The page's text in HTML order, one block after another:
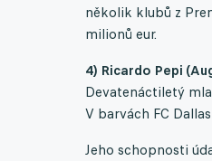
několik klubů z
milionů eur.
4) Ricardo Pepi
Devatenáctiletý
V barvách FC
Jeho schopnosti